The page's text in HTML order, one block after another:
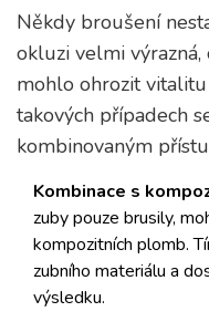
Někdy broušení
okluzi velmi
mohlo ohrozit
takových případech
kombinovaným
Kombinace s
zuby pouze brusily,
kompozitních plomb.
zubního materiálu a
výsledku.